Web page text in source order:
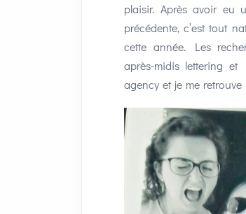
plaisir. Après avoir
précédente, c’est tout
cette année. Les
après-midis lettering
agency et je me